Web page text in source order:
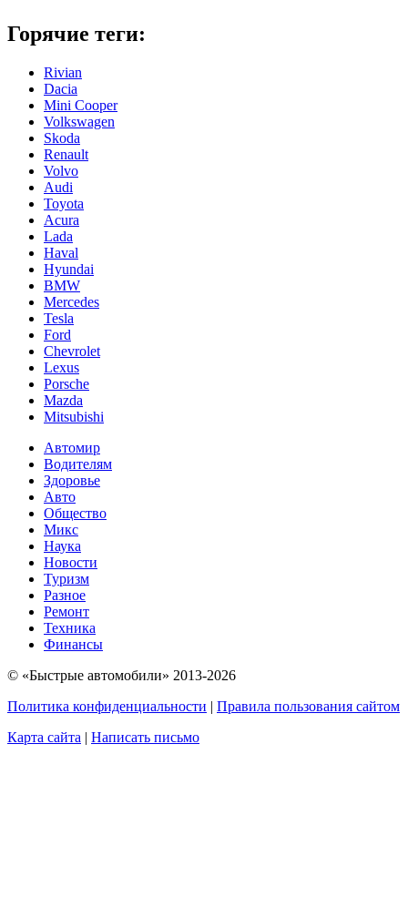
Горячие теги:
Rivian
Dacia
Mini Cooper
Volkswagen
Skoda
Renault
Volvo
Audi
Toyota
Acura
Lada
Haval
Hyundai
BMW
Mercedes
Tesla
Ford
Chevrolet
Lexus
Porsche
Mazda
Mitsubishi
Автомир
Водителям
Здоровье
Авто
Общество
Микс
Наука
Новости
Туризм
Разное
Ремонт
Техника
Финансы
© «Быстрые автомобили» 2013-2026
Политика конфиденциальности | Правила пользования сайтом
Карта сайта | Написать письмо